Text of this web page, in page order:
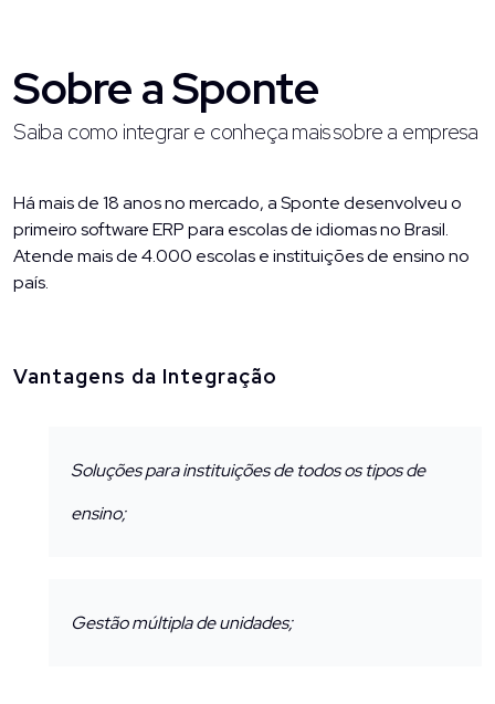
Sobre a Sponte
Saiba como integrar e conheça mais sobre a empresa
Há mais de 18 anos no mercado, a Sponte desenvolveu o
primeiro software ERP para escolas de idiomas no Brasil.
Atende mais de 4.000 escolas e instituições de ensino no
país.
Vantagens da Integração
Soluções para instituições de todos os tipos de
ensino;
Gestão múltipla de unidades;